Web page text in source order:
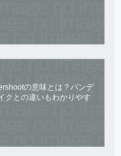
の意味とは？パンデ
クとの違いもわかりやす